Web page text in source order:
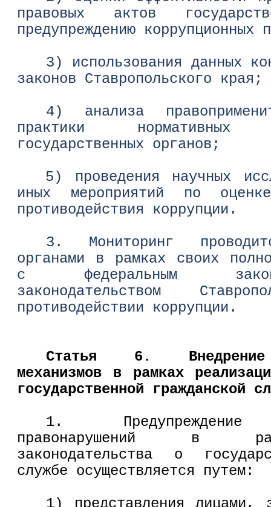
правовых актов
предупреждению коррупционных
3) использования данных
законов Ставропольского края;
4) анализа
практики
государственных органов;
5) проведения научных
иных мероприятий по
противодействия коррупции.
3. Мониторинг
органами в рамках своих
с федеральным
законодательством
противодействии коррупции.
Статья 6. Внедрение
механизмов в рамках
государственной гражданской
1. Предупреждение
правонарушений в
законодательства о
службе осуществляется путем:
1) представления лицами,